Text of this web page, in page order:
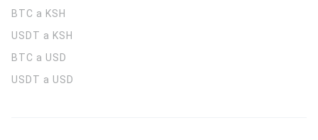
BTC a KSH
USDT a KSH
BTC a USD
USDT a USD